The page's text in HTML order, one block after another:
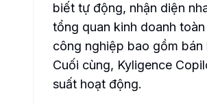
biết tự động, nhận diện
tổng quan kinh doanh
công nghiệp bao gồm
Cuối cùng, Kyligence
suất hoạt động.